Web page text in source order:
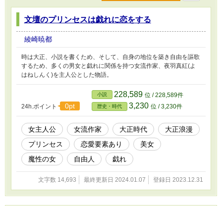
文壇のプリンセスは戯れに恋をする
綾崎暁都
時は大正、小説を書くため、そして、自身の地位を築き自由を謳歌
するため、多くの男女と戯れに関係を持つ女流作家、夜羽真紅(よ
はねしんく)を主人公とした物語。
24h.ポイント 0pt
小説 228,589 位 / 228,589件
歴史・時代 3,230 位 / 3,230件
女主人公 女流作家 大正時代
大正浪漫
プリンセス
恋愛要素あり
美女
魔性の女
自由人 戯れ
文字数 14,693 最終更新日 2024.01.07 登録日 2023.12.31